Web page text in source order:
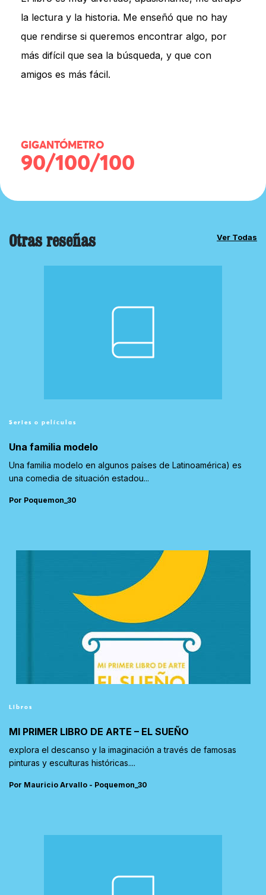
la lectura y la historia. Me enseñó que no hay
que rendirse si queremos encontrar algo, por
más difícil que sea la búsqueda, y que con
amigos es más fácil.
GIGANTÓMETRO
90/100/100
Otras reseñas Ver Todas
Series o películas
Una familia modelo
Una familia modelo en algunos países de Latinoamérica) es
una comedia de situación estadou...
Por Poquemon_30
Libros
MI PRIMER LIBRO DE ARTE – EL SUEÑO
explora el descanso y la imaginación a través de famosas
pinturas y esculturas históricas....
Por Mauricio Arvallo - Poquemon_30